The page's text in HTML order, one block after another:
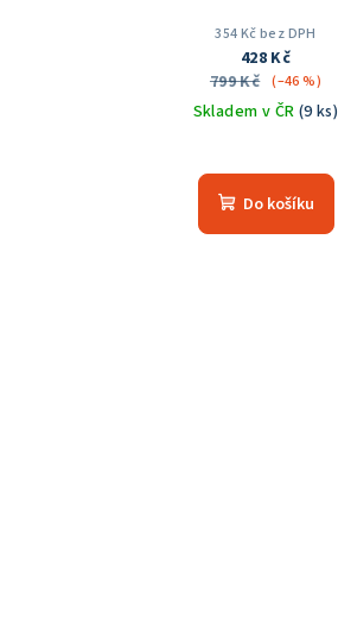
354 Kč bez DPH
428 Kč
799 Kč (–46 %)
Skladem v ČR (9 ks)
Do košíku